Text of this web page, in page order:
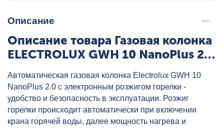
Описание
Описание товара Газовая колонка
ELECTROLUX GWH 10 NanoPlus 2.0
Автоматическая газовая колонка Electrolux GWH 10
NanoPlus 2.0 с электронным розжигом горелки -
удобство и безопасность в эксплуатации. Розжиг
горелки происходит автоматически при включении
крана горячей воды, далее мощность нагрева и